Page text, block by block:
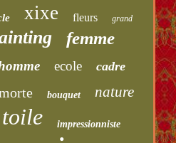
xixe fleurs grand
femme
ecole cadre
bouquet nature
toile impressionniste